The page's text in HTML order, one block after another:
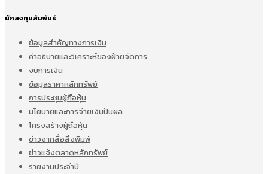
นักลงทุนสัมพันธ์
ข้อมูลสำคัญทางการเงิน
คำอธิบายและวิเคราะห์ของฝ่ายจัดการ
งบการเงิน
ข้อมูลราคาหลักทรัพย์
การประชุมผู้ถือหุ้น
นโยบายและการจ่ายเงินปันผล
โครงสร้างผู้ถือหุ้น
ข่าวจากสื่อสิ่งพิมพ์
ข่าวแจ้งตลาดหลักทรัพย์
รายงานประจำปี